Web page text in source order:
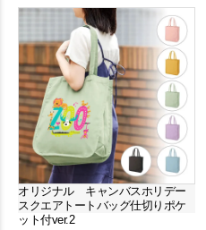
オリジナル キャンバスホリデー
スクエアトートバッグ仕切りポケ
ット付ver.2